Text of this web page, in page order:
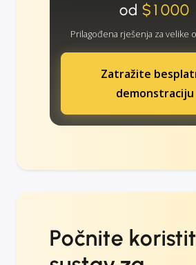
od $1000
Prilagođena rješenja za velike
Zatražite
demonstraciju
Počnite